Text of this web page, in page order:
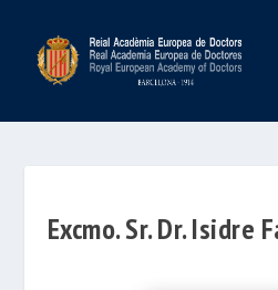
Excmo. Sr. Dr. Isidre